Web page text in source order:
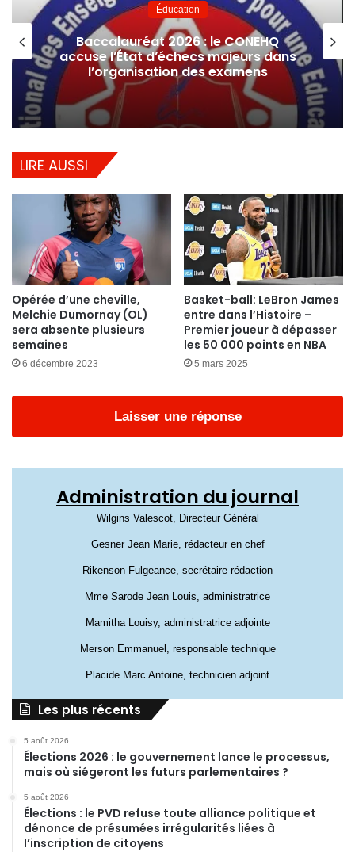
Éducation
Baccalauréat 2026 : le CONEHQ
accuse l’État d’échecs majeurs dans
l’organisation des examens
LIRE AUSSI
Opérée d’une cheville,
Melchie Dumornay (OL)
sera absente plusieurs
semaines
6 décembre 2023
Basket-ball: LeBron James
entre dans l’Histoire –
Premier joueur à dépasser
les 50 000 points en NBA
5 mars 2025
Laisser une réponse
Administration du journal
Wilgins Valescot, Directeur Général
Gesner Jean Marie, rédacteur en chef
Rikenson Fulgeance, secrétaire rédaction
Mme Sarode Jean Louis, administratrice
Mamitha Louisy, administratrice adjointe
Merson Emmanuel, responsable technique
Placide Marc Antoine, technicien adjoint
Les plus récents
5 août 2026
Élections 2026 : le gouvernement lance le processus,
mais où siégeront les futurs parlementaires ?
5 août 2026
Élections : le PVD refuse toute alliance politique et
dénonce de présumées irrégularités liées à
l’inscription de citoyens